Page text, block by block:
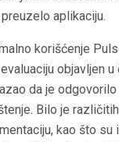
aplikaciju.
korišćenje
objavljen
da je odgovorilo
Bilo je
kao što su